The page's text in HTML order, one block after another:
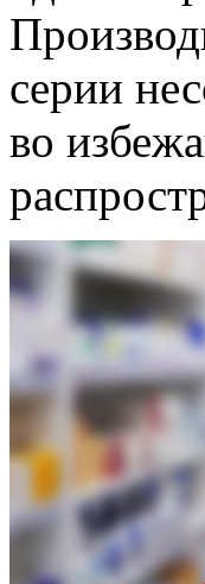
серии
во